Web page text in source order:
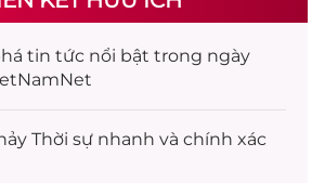
tin tức nổi bật trong ngày
Thời sự nhanh và chính xác